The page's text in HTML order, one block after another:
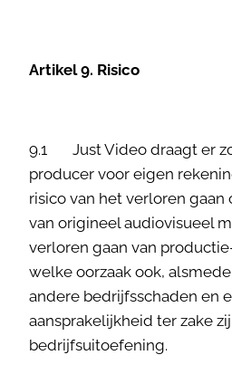
Artikel 9. Risico
9.1 Just Video draagt er
producer voor eigen
risico van het verloren gaan
van origineel audiovisueel
verloren gaan van
welke oorzaak ook,
andere bedrijfsschaden en
aansprakelijkheid ter zake
bedrijfsuitoefening.